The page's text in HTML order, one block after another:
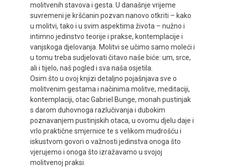
molitvenih stavova i gesta. U današnje vrijeme
suvremeni je kršćanin pozvan nanovo otkriti – kako
u molitvi, tako i u svim aspektima života – nužno i
intimno jedinstvo teorije i prakse, kontemplacije i
vanjskoga djelovanja. Molitvi se učimo samo moleći i
u tomu treba sudjelovati čitavo naše biće: um, srce,
ali i tijelo, naš pogled i sva naša osjetila.
Osim što u ovoj knjizi detaljno pojašnjava sve o
molitvenim gestama i načinima molitve, meditaciji,
kontemplaciji, otac Gabriel Bunge, monah pustinjak
s darom duhovnoga razlučivanja i dubokim
poznavanjem pustinjskih otaca, u ovomu djelu daje i
vrlo praktične smjernice te s velikom mudrošću i
iskustvom govori o važnosti jedinstva onoga što
vjerujemo i onoga što izražavamo u svojoj
molitvenoj praksi.